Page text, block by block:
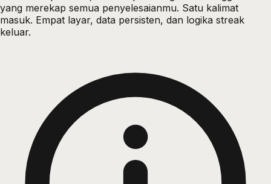
yang merekap semua penyelesaianmu. Satu kalimat
masuk. Empat layar, data persisten, dan logika streak
keluar.